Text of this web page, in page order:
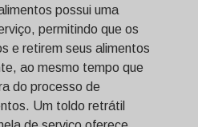
possui uma
permitindo que os
e retirem seus alimentos
ao mesmo tempo que
do processo de
Um toldo retrátil